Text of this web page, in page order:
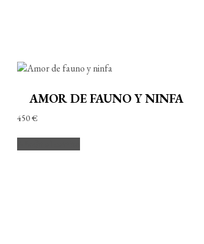
AMOR DE FAUNO Y NINFA
450€